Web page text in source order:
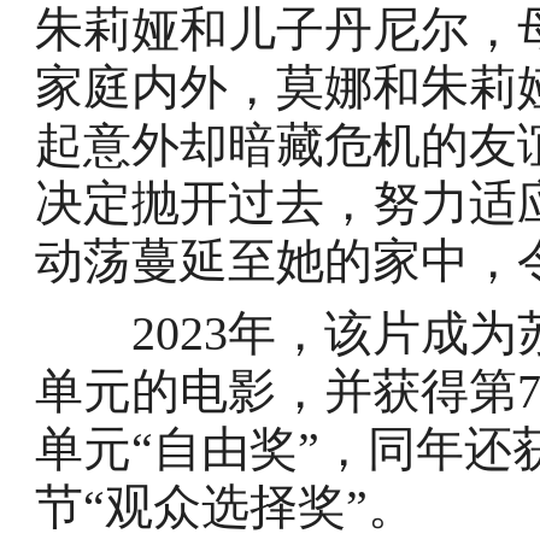
朱莉娅和儿子丹尼尔，
家庭内外，莫娜和朱
起意外却暗藏危机的
决定抛开过去，努力
动荡蔓延至她的家中，
2023年，该片成为
单元的电影，并获得第
单元“自由奖”，同年还
节“观众选择奖”。